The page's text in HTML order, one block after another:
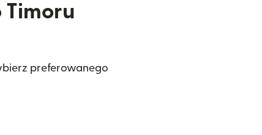
Timoru
preferowanego